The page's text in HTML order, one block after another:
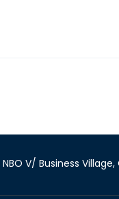
NBO V/ Business